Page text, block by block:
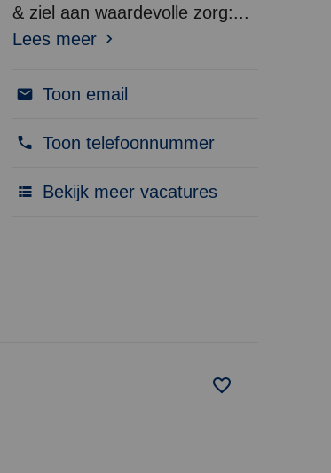
& ziel aan waardevolle zorg:...
Lees meer
Toon email
Toon telefoonnummer
Bekijk meer vacatures